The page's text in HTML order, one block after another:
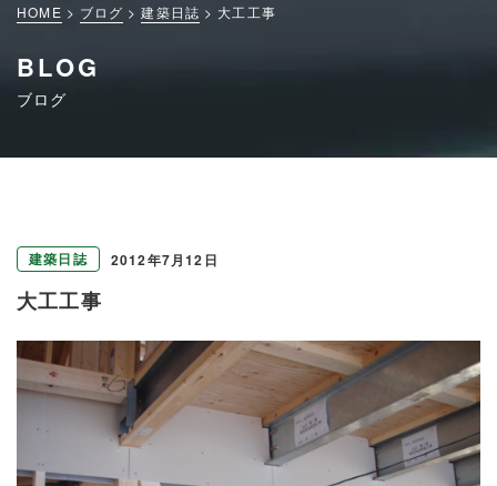
HOME ブログ 建築日誌 大工工事
BLOG
ブログ
建築日誌 2012年7月12日
大工工事